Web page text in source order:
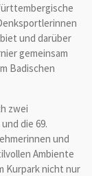
und darüber
gemeinsam
Badischen
zwei
die 69.
und
Ambiente
Kurpark nicht nur